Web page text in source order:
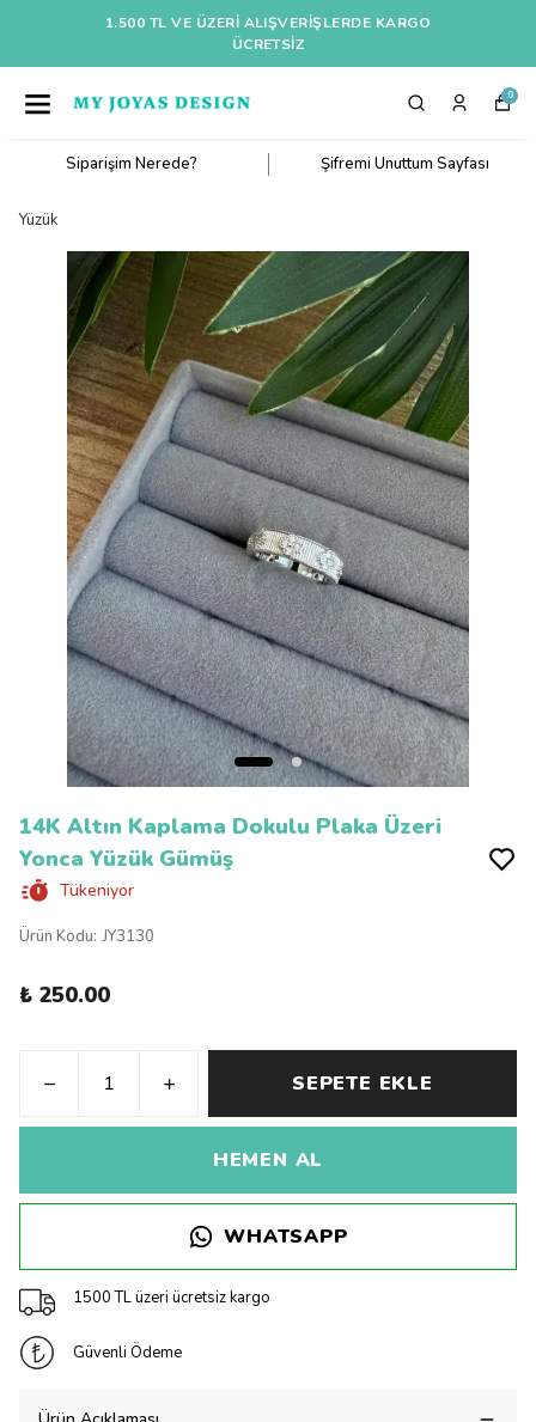
1.500 TL VE ÜZERI ALIŞVERIŞLERDE KARGO
ÜCRETSİZ
0
Siparişim Nerede? Şifremi Unuttum Sayfası
Yüzük
14K Altın Kaplama Dokulu Plaka Üzeri
Yonca Yüzük Gümüş
Tükeniyor
Ürün Kodu: JY3130
₺ 250.00
SEPETE EKLE
HEMEN AL
WHATSAPP
1500 TL üzeri ücretsiz kargo
Güvenli Ödeme